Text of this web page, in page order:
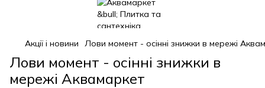
Акції і новини Лови момент - осінні знижки в мережі
Лови момент - осінні знижки в
мережі Аквамаркет